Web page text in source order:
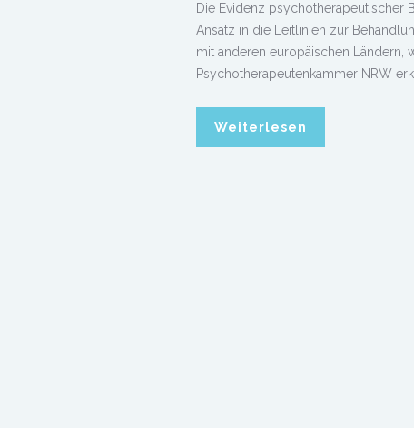
Die Evidenz psychotherapeutischer
Ansatz in die Leitlinien zur
mit anderen europäischen Ländern,
Psychotherapeutenkammer NRW
Weiterlesen